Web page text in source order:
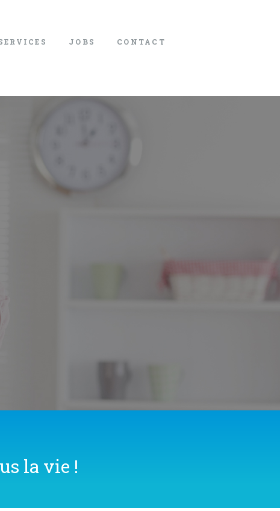
JOBS CONTACT
la vie !